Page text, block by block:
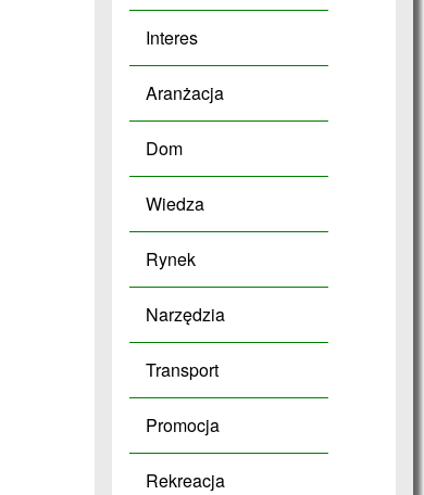
Interes
Aranżacja
Dom
Wiedza
Rynek
Narzędzia
Transport
Promocja
Rekreacja